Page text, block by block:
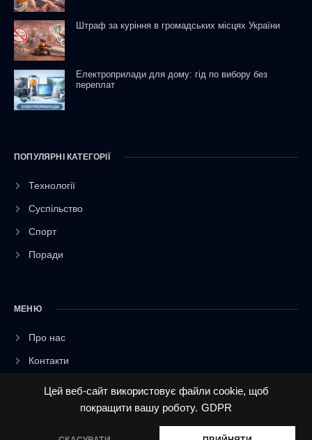
Цей веб-сайт використовує файли cookie, щоб
покращити вашу роботу. GDPR
Штраф за куріння в громадських місцях України
Електроприлади для дому: гід по вибору без
переплат
ПОПУЛЯРНІ КАТЕГОРІЇ
Технології
Суспільство
Спорт
Поради
МЕНЮ
Про нас
Контакти
Політика конфіденційності